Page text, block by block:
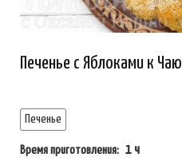
Печенье с Яблоками к Чаю
Печенье
Время приготовления: 1 ч